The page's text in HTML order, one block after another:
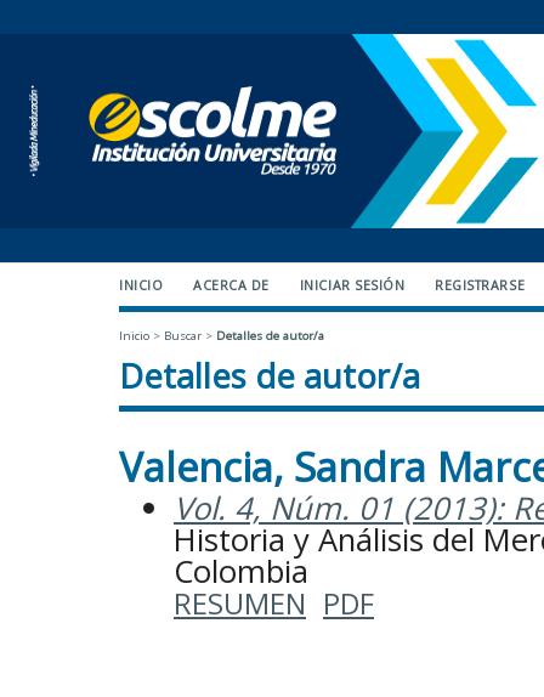
INICIO ACERCA DE INICIAR SESIÓN REGISTRARSE
Inicio > Buscar > Detalles de autor/a
Detalles de autor/a
Valencia, Sandra
Vol. 4, Núm. 01 (2013):
Historia y Análisis del
Colombia
RESUMEN PDF